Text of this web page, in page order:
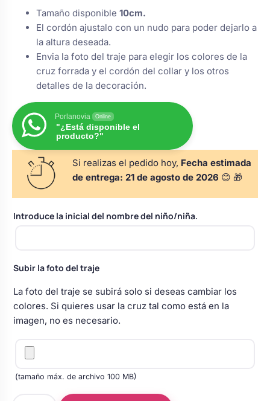
para arras
alianzas
porta alianzas
de boda
y pala tarta
floral coche
Perchas de comunión
personalizadas
Rasca y Gana para Comunión:
Sorpresas y Diversión
Detalles de comunión para invitados
Ver todo
Bolsos personalizados
Neceseres personalizados
Otros regalos
Ver todo
Tamaño disponible 10cm.
El cordón ajustalo con un nudo para poder dejarlo a
la altura deseada.
Envia la foto del traje para elegir los colores de la
cruz forrada y el cordón del collar y los otros
detalles de la decoración.
Porlanovia Online
"¿Está disponible el
producto?"
Si realizas el pedido hoy, Fecha estimada
de entrega: 21 de agosto de 2026 😊 🎁
Introduce la inicial del nombre del niño/niña.
Subir la foto del traje
La foto del traje se subirá solo si deseas cambiar los
colores. Si quieres usar la cruz tal como está en la
imagen, no es necesario.
(tamaño máx. de archivo 100 MB)